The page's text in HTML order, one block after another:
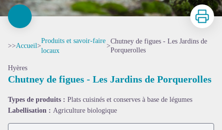
Voir l'image en plein écran
Imprimer
>>Accueil>
Produits et savoir-faire
locaux
>
Chutney de figues - Les Jardins de
Porquerolles
Hyères
Chutney de figues - Les Jardins de Porquerolles
Types de produits : Plats cuisinés et conserves à base de légumes
Labellisation : Agriculture biologique